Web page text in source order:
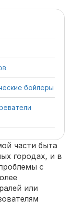
бойлеры
части быта
городах, и в
с
или